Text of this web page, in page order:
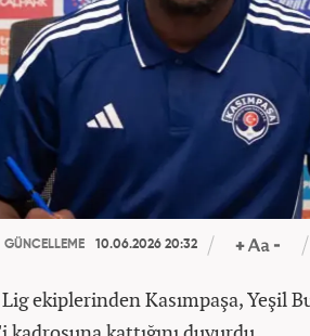
GÜNCELLEME 10.06.2026 20:32
ekiplerinden Kasımpaşa, Yeşil